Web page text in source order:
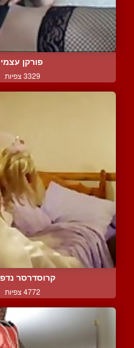
פורקן
3329 צפיות
קרוסדרסר
4772 צפיות